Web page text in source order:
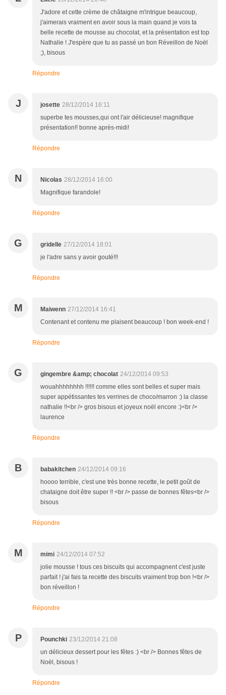
J'adore et cette crème de châtaigne m'intrigue beaucoup,
j'aimerais vraiment en avoir sous la main quand je vois ta
belle recette de mousse au chocolat, et la présentation est top
Nathalie ! J'espère que tu as passé un bon Réveillon de Noël
;), bisous
Répondre
J josette 28/12/2014 16:11
superbe tes mousses,qui ont l'air délicieuse! magnifique
présentation!! bonne après-midi!
Répondre
N Nicolas 28/12/2014 16:00
Magnifique farandole!
Répondre
G gridelle 27/12/2014 18:01
je l'adre sans y avoir gouté!!!
Répondre
M Maiwenn 27/12/2014 16:41
Contenant et contenu me plaisent beaucoup ! bon week-end !
Répondre
G gingembre &amp; chocolat 24/12/2014 09:53
wouahhhhhhhh !!!!!! comme elles sont belles et super mais
super appétissantes tes verrines de choco/marron :) la classe
nathalie !!<br /> gros bisous et joyeux noël encore :)<br />
laurence
Répondre
B babakitchen 24/12/2014 09:16
hoooo terrible, c'est une très bonne recette, le petit goût de
chataigne doit être super !! <br /> passe de bonnes fêtes<br />
bisous
Répondre
M mimi 24/12/2014 07:52
jolie mousse ! tous ces biscuits qui accompagnent c'est juste
parfait ! j'ai fais ta recette des biscuits vraiment trop bon !<br />
bon réveillon !
Répondre
P Pounchki 23/12/2014 21:08
un délicieux dessert pour les fêtes :) <br /> Bonnes fêtes de
Noël, bisous !
Répondre